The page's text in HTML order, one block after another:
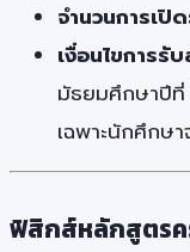
จำนวนการเปิ
เงื่อนไขการรั
มัธยมศึกษาปีที่
เฉพาะนักศึกษ
ฟิสิกส์หลักสูตร